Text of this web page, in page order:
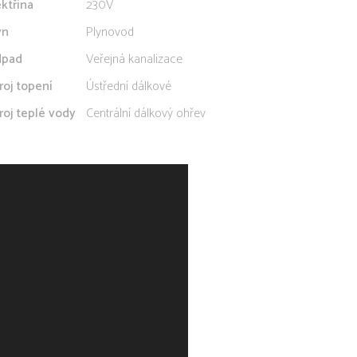
230V
Plynovod
Veřejná kanalizace
topení
Ústřední dálkové
teplé vody Centrální dálkový ohřev